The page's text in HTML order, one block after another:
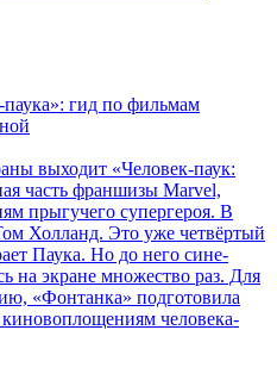
паука»: гид по фильмам
выходит «Человек-паук:
часть франшизы Marvel,
прыгучего супергероя. В
Холланд. Это уже четвёртый
Паука. Но до него сине-
на экране множество раз. Для
«Фонтанка» подготовила
человека-